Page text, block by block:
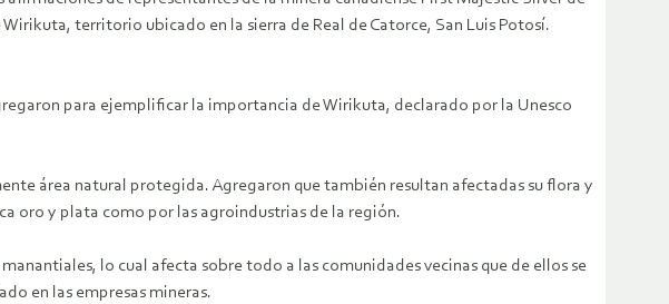
territorio ubicado en la sierra de Real de Catorce, San Luis Potosí.
para ejemplificar la importancia de Wirikuta, declarado por la Unesco
área natural protegida. Agregaron que también resultan afectadas su flora y
oro y plata como por las agroindustrias de la región.
lo cual afecta sobre todo a las comunidades vecinas que de ellos se
en las empresas mineras.